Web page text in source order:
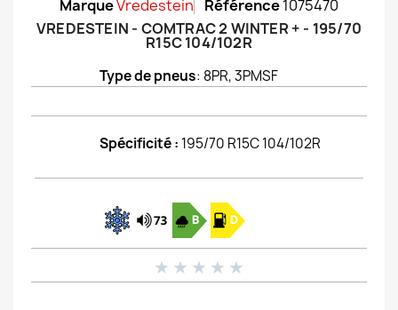
MarqueVredestein Référence1075470
VREDESTEIN - COMTRAC 2 WINTER + - 195/70
R15C 104/102R
Type de pneus: 8PR, 3PMSF
Spécificité : 195/70 R15C 104/102R
★ ★ ★ ★ ★